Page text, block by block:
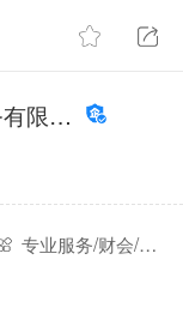
北京恒安卫士保安服务有限公司
专业服务/财会/法律